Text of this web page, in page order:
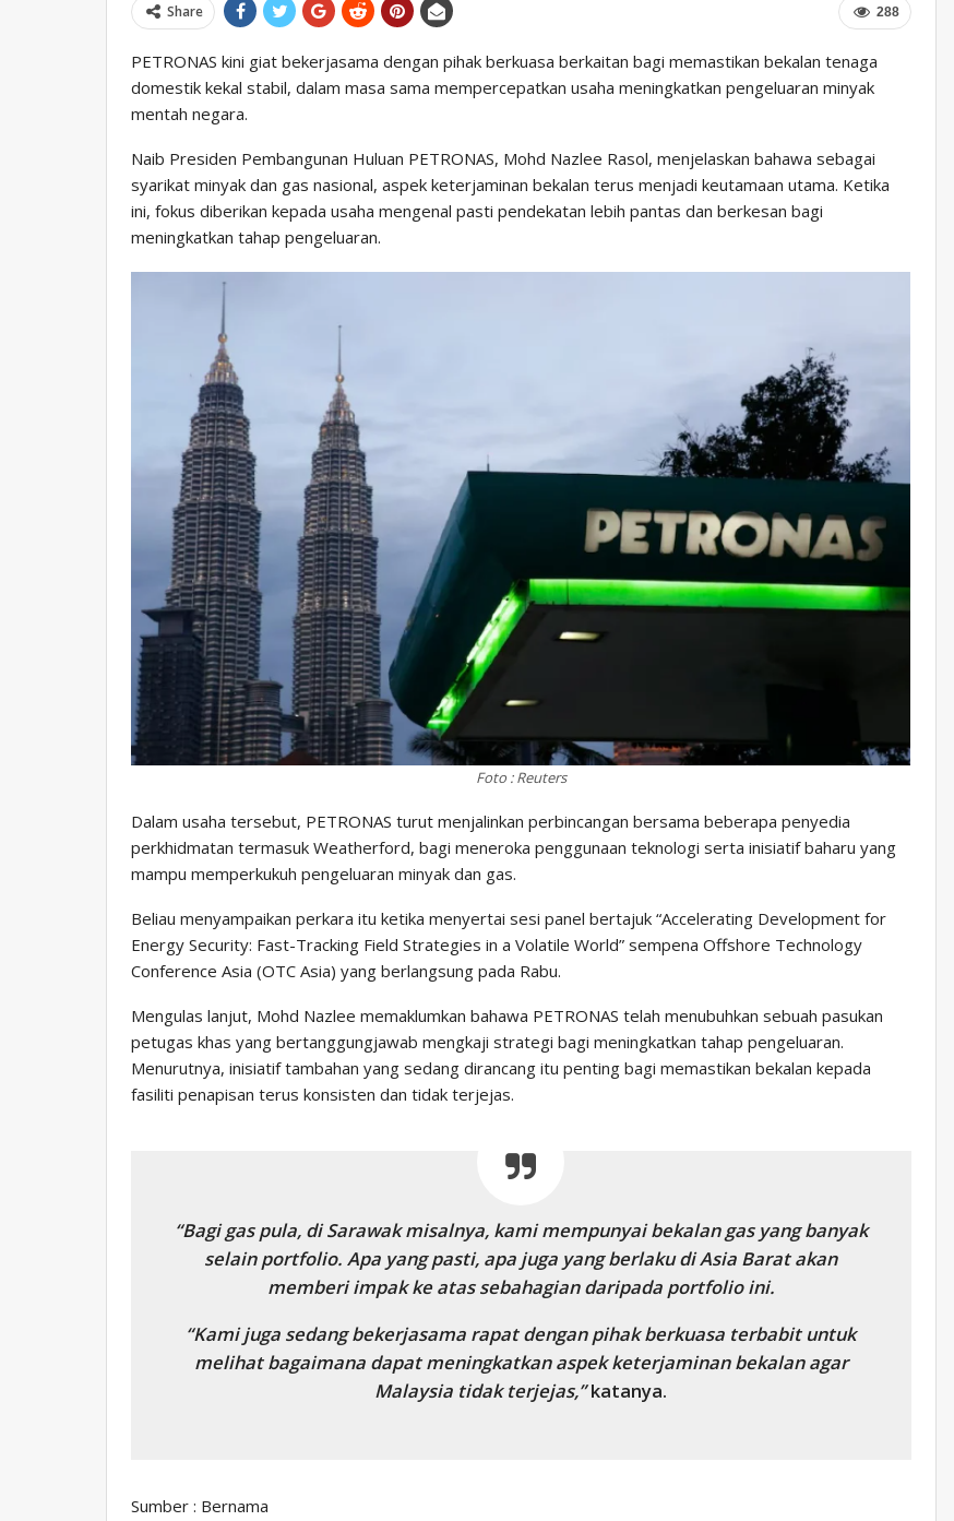
288
Share
PETRONAS kini giat bekerjasama dengan pihak berkuasa berkaitan bagi memastikan bekalan tenaga
domestik kekal stabil, dalam masa sama mempercepatkan usaha meningkatkan pengeluaran minyak
mentah negara.
Naib Presiden Pembangunan Huluan PETRONAS, Mohd Nazlee Rasol, menjelaskan bahawa sebagai
syarikat minyak dan gas nasional, aspek keterjaminan bekalan terus menjadi keutamaan utama. Ketika
ini, fokus diberikan kepada usaha mengenal pasti pendekatan lebih pantas dan berkesan bagi
meningkatkan tahap pengeluaran.
Foto : Reuters
Dalam usaha tersebut, PETRONAS turut menjalinkan perbincangan bersama beberapa penyedia
perkhidmatan termasuk Weatherford, bagi meneroka penggunaan teknologi serta inisiatif baharu yang
mampu memperkukuh pengeluaran minyak dan gas.
Beliau menyampaikan perkara itu ketika menyertai sesi panel bertajuk “Accelerating Development for
Energy Security: Fast-Tracking Field Strategies in a Volatile World” sempena Offshore Technology
Conference Asia (OTC Asia) yang berlangsung pada Rabu.
Mengulas lanjut, Mohd Nazlee memaklumkan bahawa PETRONAS telah menubuhkan sebuah pasukan
petugas khas yang bertanggungjawab mengkaji strategi bagi meningkatkan tahap pengeluaran.
Menurutnya, inisiatif tambahan yang sedang dirancang itu penting bagi memastikan bekalan kepada
fasiliti penapisan terus konsisten dan tidak terjejas.
“Bagi gas pula, di Sarawak misalnya, kami mempunyai bekalan gas yang banyak
selain portfolio. Apa yang pasti, apa juga yang berlaku di Asia Barat akan
memberi impak ke atas sebahagian daripada portfolio ini.
“Kami juga sedang bekerjasama rapat dengan pihak berkuasa terbabit untuk
melihat bagaimana dapat meningkatkan aspek keterjaminan bekalan agar
Malaysia tidak terjejas,”katanya.
Sumber : Bernama